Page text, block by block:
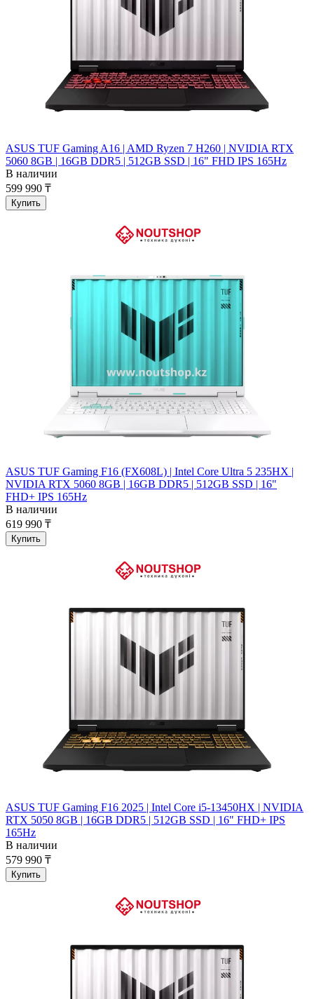
ASUS TUF Gaming A16 | AMD Ryzen 7 H260 | NVIDIA RTX
5060 8GB | 16GB DDR5 | 512GB SSD | 16" FHD IPS 165Hz
В наличии
599 990 ₸
Купить
ASUS TUF Gaming F16 (FX608L) | Intel Core Ultra 5 235HX |
NVIDIA RTX 5060 8GB | 16GB DDR5 | 512GB SSD | 16"
FHD+ IPS 165Hz
В наличии
619 990 ₸
Купить
ASUS TUF Gaming F16 2025 | Intel Core i5-13450HX | NVIDIA
RTX 5050 8GB | 16GB DDR5 | 512GB SSD | 16" FHD+ IPS
165Hz
В наличии
579 990 ₸
Купить